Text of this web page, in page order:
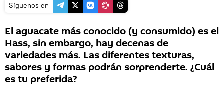
Síguenos en
El aguacate más conocido (y consumido) es el
Hass, sin embargo, hay decenas de
variedades más. Las diferentes texturas,
sabores y formas podrán sorprenderte. ¿Cuál
es tu preferida?